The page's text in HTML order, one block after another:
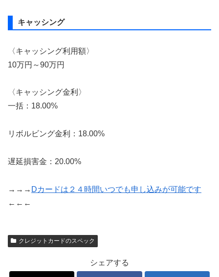
キャッシング
〈キャッシング利用額〉
10万円～90万円
〈キャッシング金利〉
一括：18.00%
リボルビング金利：18.00%
遅延損害金：20.00%
→→→ Dカードは２４時間いつでも申し込みが可能です
←←←
クレジットカードのスペック
シェアする